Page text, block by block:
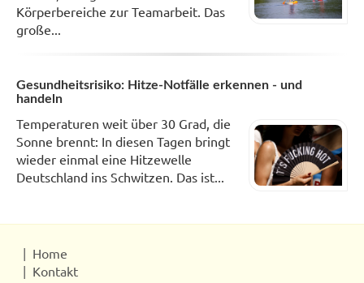
Körperbereiche zur Teamarbeit. Das
große...
Gesundheitsrisiko: Hitze-Notfälle erkennen - und
handeln
Temperaturen weit über 30 Grad, die
Sonne brennt: In diesen Tagen bringt
wieder einmal eine Hitzewelle
Deutschland ins Schwitzen. Das ist...
Home
Kontakt